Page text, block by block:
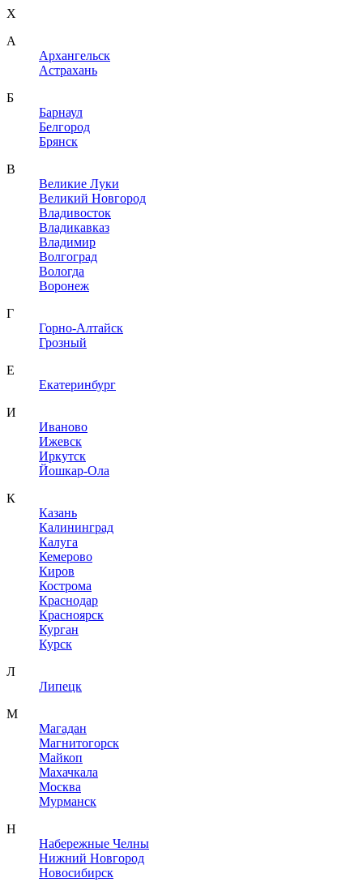
X
A
Архангельск
Астрахань
Б
Барнаул
Белгород
Брянск
В
Великие Луки
Великий Новгород
Владивосток
Владикавказ
Владимир
Волгоград
Вологда
Воронеж
Г
Горно-Алтайск
Грозный
Е
Екатеринбург
И
Иваново
Ижевск
Иркутск
Йошкар-Ола
К
Казань
Калининград
Калуга
Кемерово
Киров
Кострома
Краснодар
Красноярск
Курган
Курск
Л
Липецк
М
Магадан
Магнитогорск
Майкоп
Махачкала
Москва
Мурманск
Н
Набережные Челны
Нижний Новгород
Новосибирск